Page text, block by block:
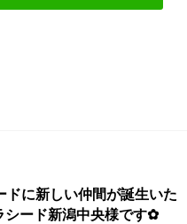
ドに新しい仲間が誕生いた
ード新潟中央様です✿